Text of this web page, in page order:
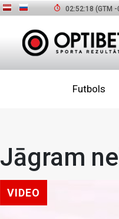
02:52:19 (GTM -
Futbols
Jāgram
VIDEO